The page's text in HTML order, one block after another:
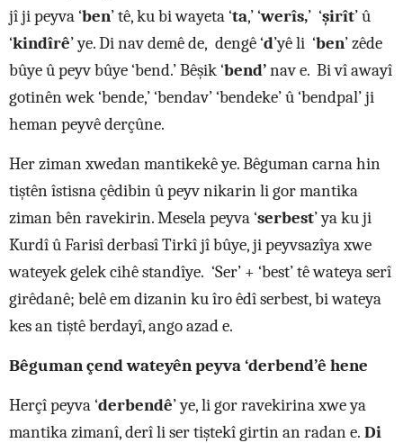
jî ji peyva ‘ben’ tê, ku bi wayeta ‘ta,’ ‘werîs,’ ‘şirît’ û
‘kindîrê’ ye. Di nav demê de, dengê ‘d’yê li ‘ben’ zêde
bûye û peyv bûye ‘bend.’ Bêşik ‘bend’nav e. Bi vî awayî
gotinên wek ‘bende,’ ‘bendav’ ‘bendeke’ û ‘bendpal’ ji
heman peyvê derçûne.
Her ziman xwedan mantikekê ye. Bêguman carna hin
tiştên îstisna çêdibin û peyv nikarin li gor mantika
ziman bên ravekirin. Mesela peyva ‘serbest’ ya ku ji
Kurdî û Farisî derbasî Tirkî jî bûye, ji peyvsazîya xwe
wateyek gelek cihê standîye. ‘Ser’ + ‘best’ tê wateya serî
girêdanê; belê em dizanin ku îro êdî serbest, bi wateya
kes an tiştê berdayî, ango azad e.
Bêguman çend wateyên peyva ‘derbend’ê hene
Herçî peyva ‘derbendê’ ye, li gor ravekirina xwe ya
mantika zimanî, derî li ser tiştekî girtin an radan e. Di